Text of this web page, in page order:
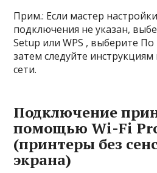
Прим.: Если мастер
подключения не указан,
Setup или WPS , выберите
затем следуйте
сети.
Подключение
помощью Wi-Fi
(принтеры без
экрана)